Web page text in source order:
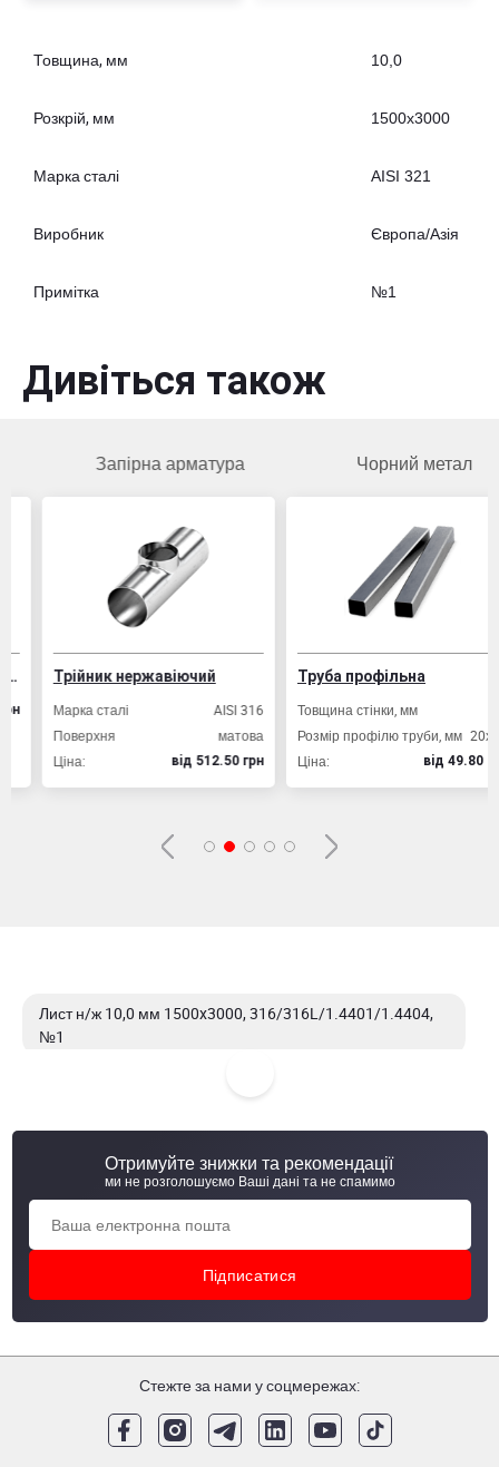
Товщина, мм 10,0
Розкрій, мм 1500x3000
Марка сталі AISI 321
Виробник Європа/Азія
Примітка №1
Дивіться також
Запірна арматура
Трійник нержавіючий
Марка сталі
AISI 316
Поверхня
матова
Ціна:
вiд 512.50 грн
Чорний метал
Труба профільна
Товщина стінки, мм
Розмір профілю труби, мм 20х20
Ціна:
вiд 49.80 грн
Лист н/ж 10,0 мм 1500x3000, 316/316L/1.4401/1.4404,
№1
Лист н/ж 12,0 мм 1500x3000, 304/304L/1.4301/1.4307,
№1
Лист н/ж 12,0 мм 1500x3000, 321/1.4541, №1
Отримуйте знижки та рекомендації
ми не розголошуємо Ваші дані та не спамимо
Стежте за нами у соцмережах: